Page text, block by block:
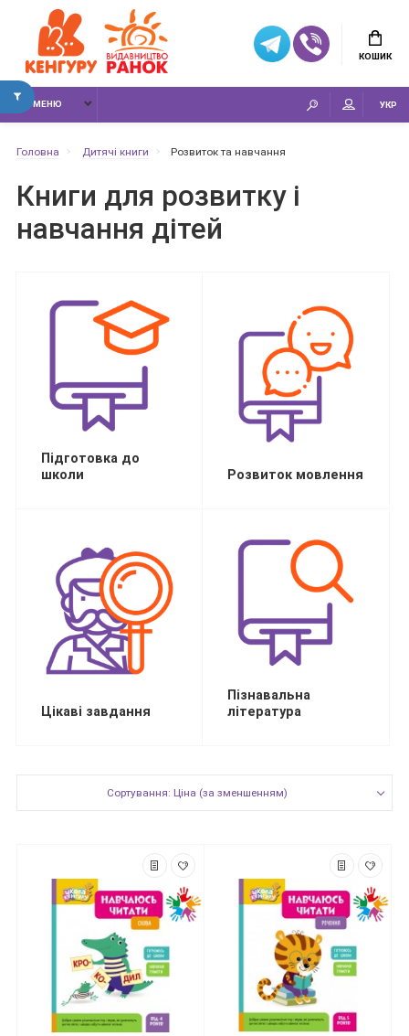
КОШИК
МЕНЮ УКР
Головна Дитячі книги Розвиток та навчання
Книги для розвитку і
навчання дітей
Підготовка до
школи
Розвиток мовлення
Цікаві завдання
Пізнавальна
література
Сортування: Ціна (за зменшенням)